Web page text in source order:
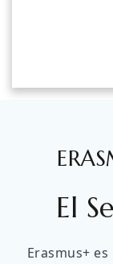
El
Erasmus+